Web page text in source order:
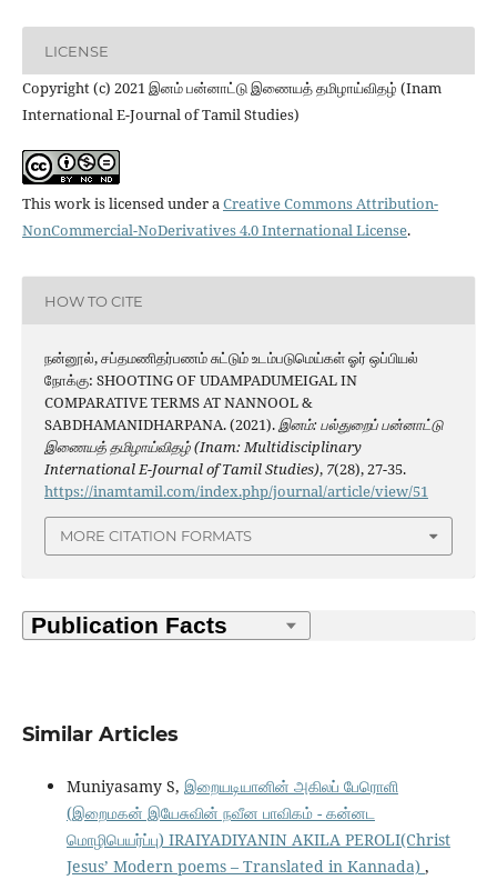
LICENSE
Copyright (c) 2021 இனம் பன்னாட்டு இணையத் தமிழாய்விதழ் (Inam
International E-Journal of Tamil Studies)
This work is licensed under aCreative Commons Attribution-
NonCommercial-NoDerivatives 4.0 International License.
HOW TO CITE
நன்னூல், சப்தமணிதர்பணம் சுட்டும் உடம்படுமெய்கள் ஓர் ஒப்பியல்
நோக்கு: SHOOTING OF UDAMPADUMEIGAL IN
COMPARATIVE TERMS AT NANNOOL &
SABDHAMANIDHARPANA. (2021).இனம்: பல்துறைப் பன்னாட்டு
இணையத் தமிழாய்விதழ் (Inam: Multidisciplinary
International E-Journal of Tamil Studies), 7(28), 27-35.
https://inamtamil.com/index.php/journal/article/view/51
MORE CITATION FORMATS
Similar Articles
Muniyasamy S, இறையடியானின் அகிலப் பேரொளி
(இறைமகன் இயேசுவின் நவீன பாவிகம் - கன்னட
மொழிபெயர்ப்பு) IRAIYADIYANIN AKILA PEROLI(Christ
Jesus’ Modern poems – Translated in Kannada) ,